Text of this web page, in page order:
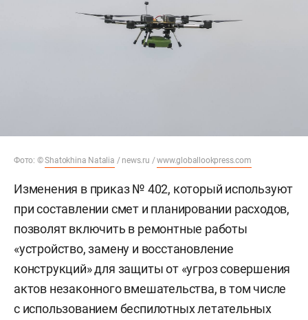
Фото: ©Shatokhina Natalia / news.ru /www.globallookpress.com
Изменения в приказ № 402, который используют
при составлении смет и планировании расходов,
позволят включить в ремонтные работы
«устройство, замену и восстановление
конструкций» для защиты от «угроз совершения
актов незаконного вмешательства, в том числе
с использованием беспилотных летательных